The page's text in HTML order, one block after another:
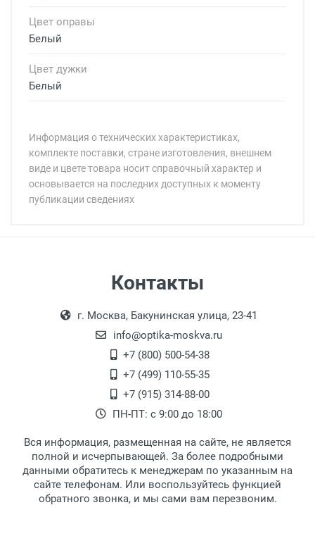
Цвет оправы
Белый
Цвет дужки
Белый
Информация о технических характеристиках,
комплекте поставки, стране изготовления, внешнем
виде и цвете товара носит справочный характер и
основывается на последних доступных к моменту
публикации сведениях
Ширина линзы:
Ширина мостика:
Степень защиты:
Тип оправы:
Материал линзы:
Материал оправы:
Материал дужки:
Самовывоз.
Оплата товара производится
наличными непосредственно на пункте
выдачи товара.
Перечисление средств на расчетный счет.
18:00, по субботам с 11:00 до 15:00, в
офисе по адресу: г. Москва,
Переведеновский переулок 17, корпус 1,
второй этаж, тел. +7 (499) 110-55-35.
После того, как заказ поступает в пункт
выдачи, наш менеджер связывается с
клиентом и оповещает о поступлении
Для получения товара при себе
обязательно иметь паспорт.
Заказ необходимо забрать в течение 3
рабочих дней с момента поступления на
Контакты
г. Москва, Бакунинская улица, 23-41
info@optika-moskva.ru
+7 (800) 500-54-38
+7 (499) 110-55-35
+7 (915) 314-88-00
ПН-ПТ: с 9:00 до 18:00
Вся информация, размещенная на сайте, не является
полной и исчерпывающей. За более подробными
данными обратитесь к менеджерам по указанным на
сайте телефонам. Или воспользуйтесь функцией
обратного звонка, и мы сами вам перезвоним.